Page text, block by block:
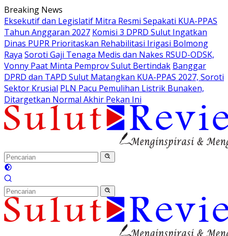
Langsung
ke
konten
Breaking News
Eksekutif dan Legislatif Mitra Resmi Sepakati KUA-PPAS
Tahun Anggaran 2027 Komisi 3 DPRD Sulut Ingatkan
Dinas PUPR Prioritaskan Rehabilitasi Irigasi Bolmong
Raya Soroti Gaji Tenaga Medis dan Nakes RSUD-ODSK,
Vonny Paat Minta Pemprov Sulut Bertindak Banggar
DPRD dan TAPD Sulut Matangkan KUA-PPAS 2027, Soroti
Sektor Krusial PLN Pacu Pemulihan Listrik Bunaken,
Ditargetkan Normal Akhir Pekan Ini